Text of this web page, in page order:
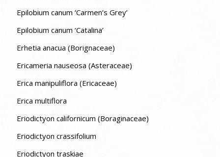
Epilobium canum ‘Carmen’s Grey’
Epilobium canum ‘Catalina’
Erhetia anacua (Borignaceae)
Ericameria nauseosa (Asteraceae)
Erica manipuliflora (Ericaceae)
Erica multiflora
Eriodictyon californicum (Boraginaceae)
Eriodictyon crassifolium
Eriodictyon traskiae